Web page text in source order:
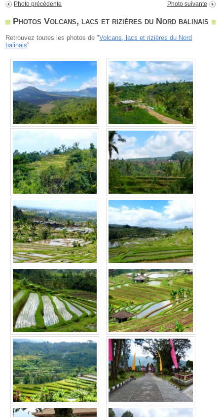
Photo précédente Photo suivante
Photos Volcans, lacs et rizières du Nord balinais
Retrouvez toutes les photos de "Volcans, lacs et rizières du Nord
balinais"